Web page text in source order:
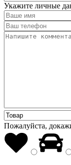
Укажите личные
Пожалуйста,